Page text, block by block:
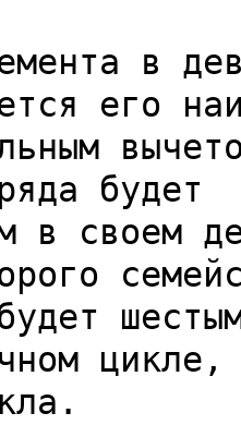
в
его
будет
в своем